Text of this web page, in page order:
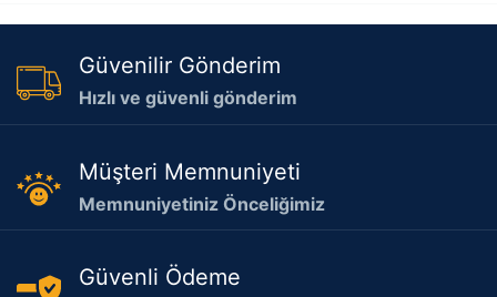
Güvenilir Gönderim
Hızlı ve güvenli gönderim
Müşteri Memnuniyeti
Memnuniyetiniz Önceliğimiz
Güvenli Ödeme